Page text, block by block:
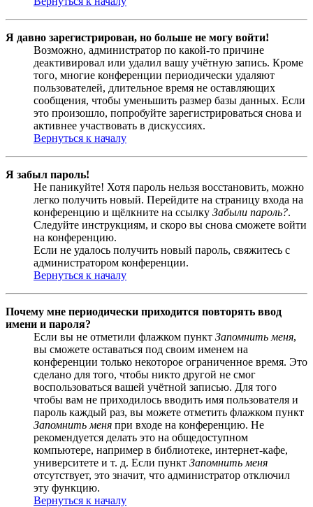
Я давно зарегистрирован, но больше не могу войти!
Возможно, администратор по какой-то причине
деактивировал или удалил вашу учётную запись. Кроме
того, многие конференции периодически удаляют
пользователей, длительное время не оставляющих
сообщения, чтобы уменьшить размер базы данных. Если
это произошло, попробуйте зарегистрироваться снова и
активнее участвовать в дискуссиях.
Вернуться к началу
Я забыл пароль!
Не паникуйте! Хотя пароль нельзя восстановить, можно
легко получить новый. Перейдите на страницу входа на
конференцию и щёлкните на ссылку Забыли пароль?.
Следуйте инструкциям, и скоро вы снова сможете войти
на конференцию.
Если не удалось получить новый пароль, свяжитесь с
администратором конференции.
Вернуться к началу
Почему мне периодически приходится повторять ввод
имени и пароля?
Если вы не отметили флажком пункт Запомнить меня,
вы сможете оставаться под своим именем на
конференции только некоторое ограниченное время. Это
сделано для того, чтобы никто другой не смог
воспользоваться вашей учётной записью. Для того
чтобы вам не приходилось вводить имя пользователя и
пароль каждый раз, вы можете отметить флажком пункт
Запомнить меня при входе на конференцию. Не
рекомендуется делать это на общедоступном
компьютере, например в библиотеке, интернет-кафе,
университете и т. д. Если пункт Запомнить меня
отсутствует, это значит, что администратор отключил
эту функцию.
Вернуться к началу